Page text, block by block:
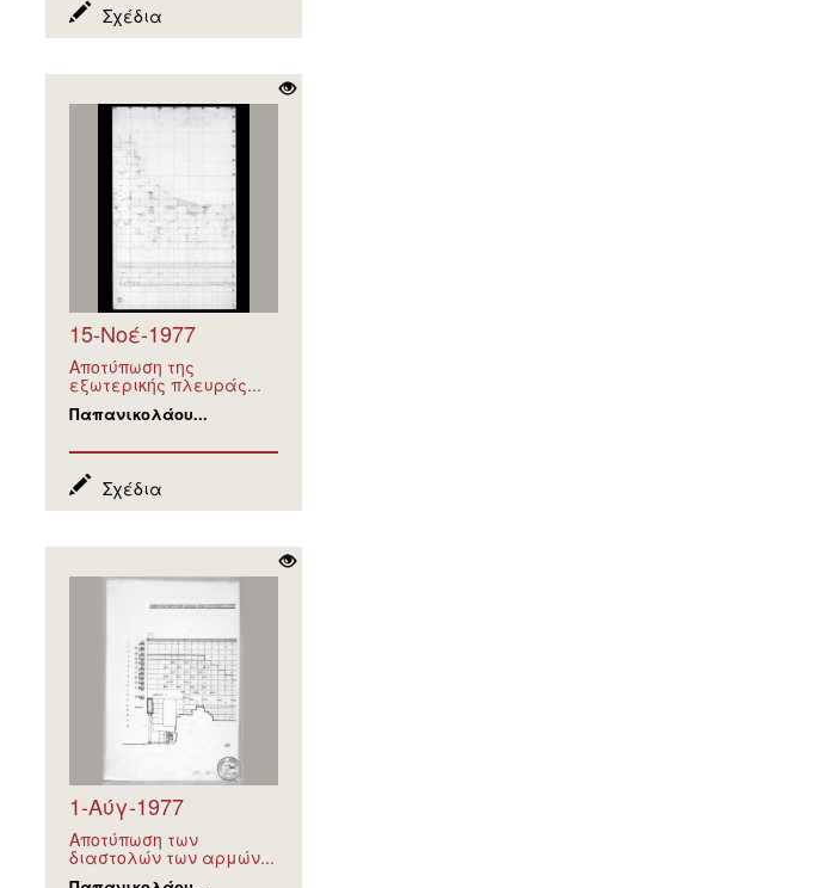
Σχέδια
15-Νοέ-1977
Αποτύπωση της
εξωτερικής πλευράς...
Παπανικολάου...
Σχέδια
1-Αύγ-1977
Αποτύπωση των
διαστολών των αρμών...